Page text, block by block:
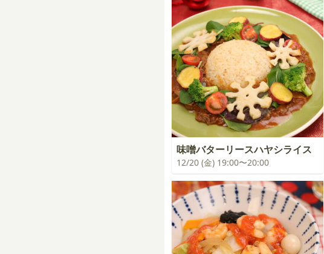
味噌バターリースハヤシライス
12/20 (金) 19:00〜20:00